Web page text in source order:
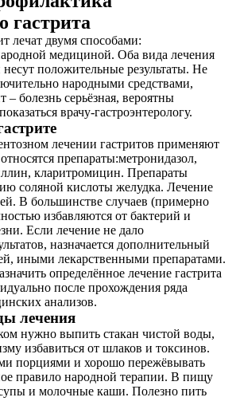
гастрита
лечат двумя способами:
медициной. Оба вида лечения
положительные результаты. Не
народными средствами,
– болезнь серьёзная, вероятны
врачу-гастроэнтерологу.
лечении гастритов применяют
препараты:метронидазол,
кларитромицин. Препараты
соляной кислоты желудка. Лечение
В большинстве случаев (примерно
избавляются от бактерий и
Если лечение не дало
назначается дополнительный
иными лекарственными препаратами.
определённое лечение гастрита
после прохождения ряда
анализов.
лечения
нужно выпить стакан чистой воды,
избавиться от шлаков и токсинов.
порциями и хорошо пережёвывать
правило народной терапии. В пищу
и молочные каши. Полезно пить